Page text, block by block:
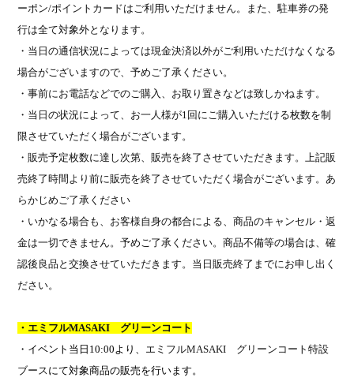
ーポン/ポイントカードはご利用いただけません。また、駐車券の発
行は全て対象外となります。
・当日の通信状況によっては現金決済以外がご利用いただけなくなる
場合がございますので、予めご了承ください。
・事前にお電話などでのご購入、お取り置きなどは致しかねます。
・当日の状況によって、お一人様が1 回にご購入いただける枚数を制
限させていただく場合がございます。
・販売予定枚数に達し次第、販売を終了させていただきます。上記販
売終了時間より前に販売を終了させていただく場合がございます。あ
らかじめご了承ください
・いかなる場合も、お客様自身の都合による、商品のキャンセル・返
金は一切できません。予めご了承ください。商品不備等の場合は、確
認後良品と交換させていただきます。当日販売終了までにお申し出く
ださい。
・エミフルMASAKI グリーンコート
・イベント当日 10:00より、 エミフルMASAKI グリーンコート特設
ブースにて対象商品の販売を行います。